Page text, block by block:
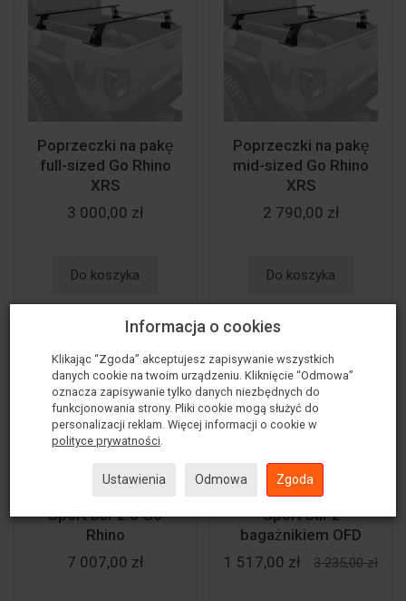
Poprzeczki na pakę
full-sized Go Rhino
XRS
3 000,00 zł
Do koszyka
Poprzeczki na pakę
mid-sized Go Rhino
XRS
2 790,00 zł
Do koszyka
Sport bar 2.0 Go
Rhino
7 007,00 zł
Sport bar z
bagażnikiem OFD
1 517,00 zł
3 235,00 zł
Informacja o cookies
Klikając “Zgoda” akceptujesz zapisywanie wszystkich
danych cookie na twoim urządzeniu. Kliknięcie “Odmowa”
oznacza zapisywanie tylko danych niezbędnych do
funkcjonowania strony. Pliki cookie mogą służyć do
personalizacji reklam. Więcej informacji o cookie w
polityce prywatności.
Ustawienia Odmowa Zgoda